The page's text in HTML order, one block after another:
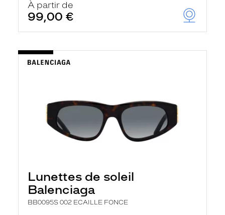
À partir de
99,00 €
Lunettes de soleil
Balenciaga
BB0095S 002 ECAILLE FONCE